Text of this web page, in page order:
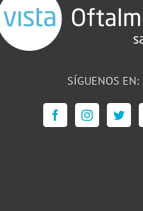
SÍGUENOS EN: